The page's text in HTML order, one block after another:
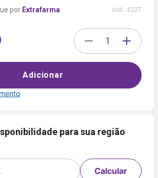
Extrafarma cód.: 6227
Adicionar
para sua região
Calcular